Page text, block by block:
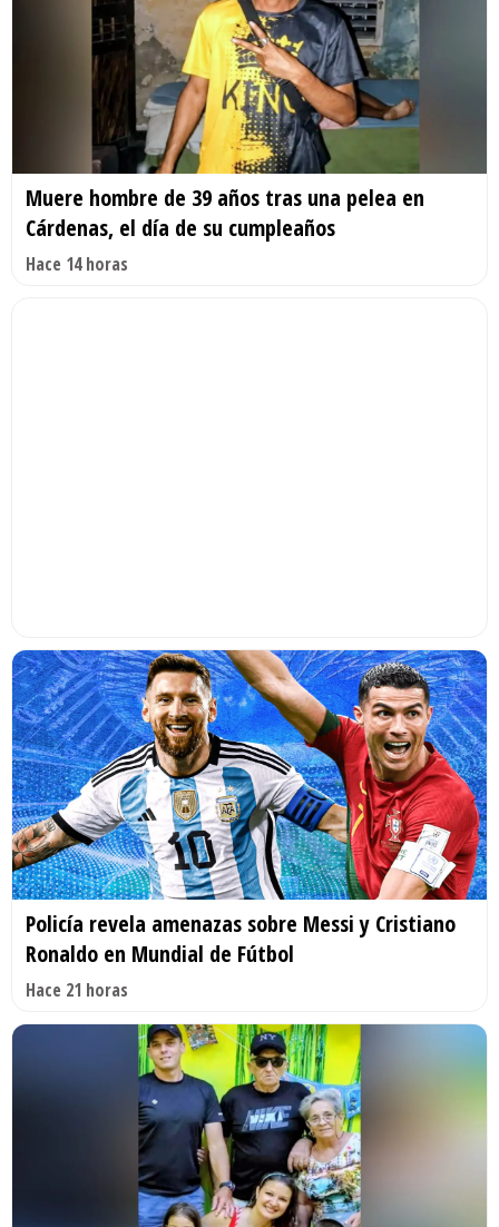
Muere hombre de 39 años tras una pelea en
Cárdenas, el día de su cumpleaños
Hace 14 horas
Policía revela amenazas sobre Messi y Cristiano
Ronaldo en Mundial de Fútbol
Hace 21 horas